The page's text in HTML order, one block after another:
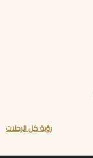
رؤية كل الرحلات